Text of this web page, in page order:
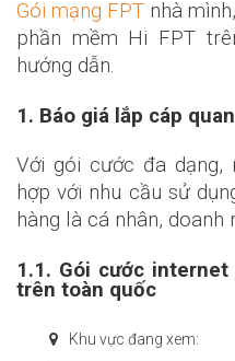
Gói mạng FPT nhà
phần mềm Hi FPT
hướng dẫn.
1. Báo giá lắp cáp
Với gói cước đa dạng,
hợp với nhu cầu sử
hàng là cá nhân, doanh
1.1. Gói cước
trên toàn quốc
Khu vực đang xem: